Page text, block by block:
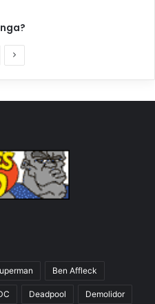
m
a
p
n
Ben Affleck
Deadpool Demolidor